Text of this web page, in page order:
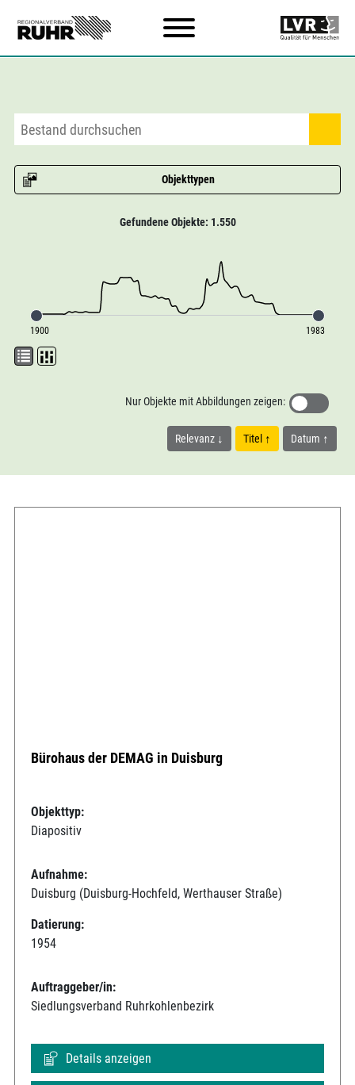
Objekttypen
Gefundene Objekte: 1.550
1900 1983
Relevanz Titel Datum
Nur Objekte mit Abbildungen zeigen:
Bürohaus der DEMAG in Duisburg
Objekttyp:
Diapositiv
Aufnahme:
Duisburg (Duisburg-Hochfeld, Werthauser Straße)
Datierung:
1954
Auftraggeber/in:
Siedlungsverband Ruhrkohlenbezirk
Details anzeigen